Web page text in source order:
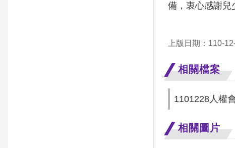
備，衷心感謝兒
上版日期：110-
相關檔案
1101228人權
相關圖片